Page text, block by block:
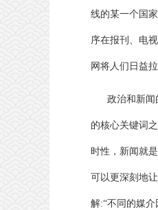
线的某一个国
序在报刊、电
网将人们日益
政治和新闻
的核心关键词
时性，新闻就
可以更深刻地
解:“不同的媒介